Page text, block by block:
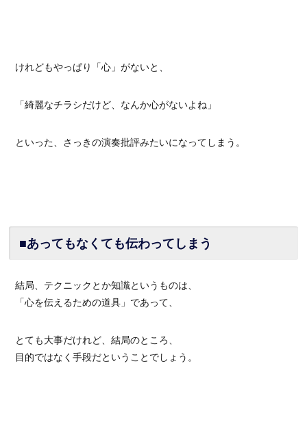
けれどもやっぱり「心」がないと、
「綺麗なチラシだけど、なんか心がないよね」
といった、さっきの演奏批評みたいになってしまう。
■あってもなくても伝わってしまう
結局、テクニックとか知識というものは、
「心を伝えるための道具」であって、
とても大事だけれど、結局のところ、
目的ではなく手段だということでしょう。